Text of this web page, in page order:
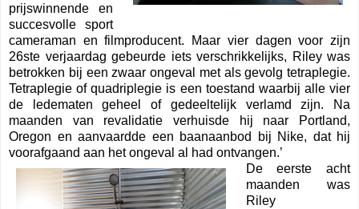
prijswinnende en
succesvolle sport
cameraman en filmproducent. Maar vier dagen voor zijn
26ste verjaardag gebeurde iets verschrikkelijks, Riley was
betrokken bij een zwaar ongeval met als gevolg tetraplegie.
Tetraplegie of quadriplegie is een toestand waarbij alle vier
de ledematen geheel of gedeeltelijk verlamd zijn. Na
maanden van revalidatie verhuisde hij naar Portland,
Oregon en aanvaardde een baanaanbod bij Nike, dat hij
voorafgaand aan het ongeval al had ontvangen.’
De eerste acht
maanden was
Riley